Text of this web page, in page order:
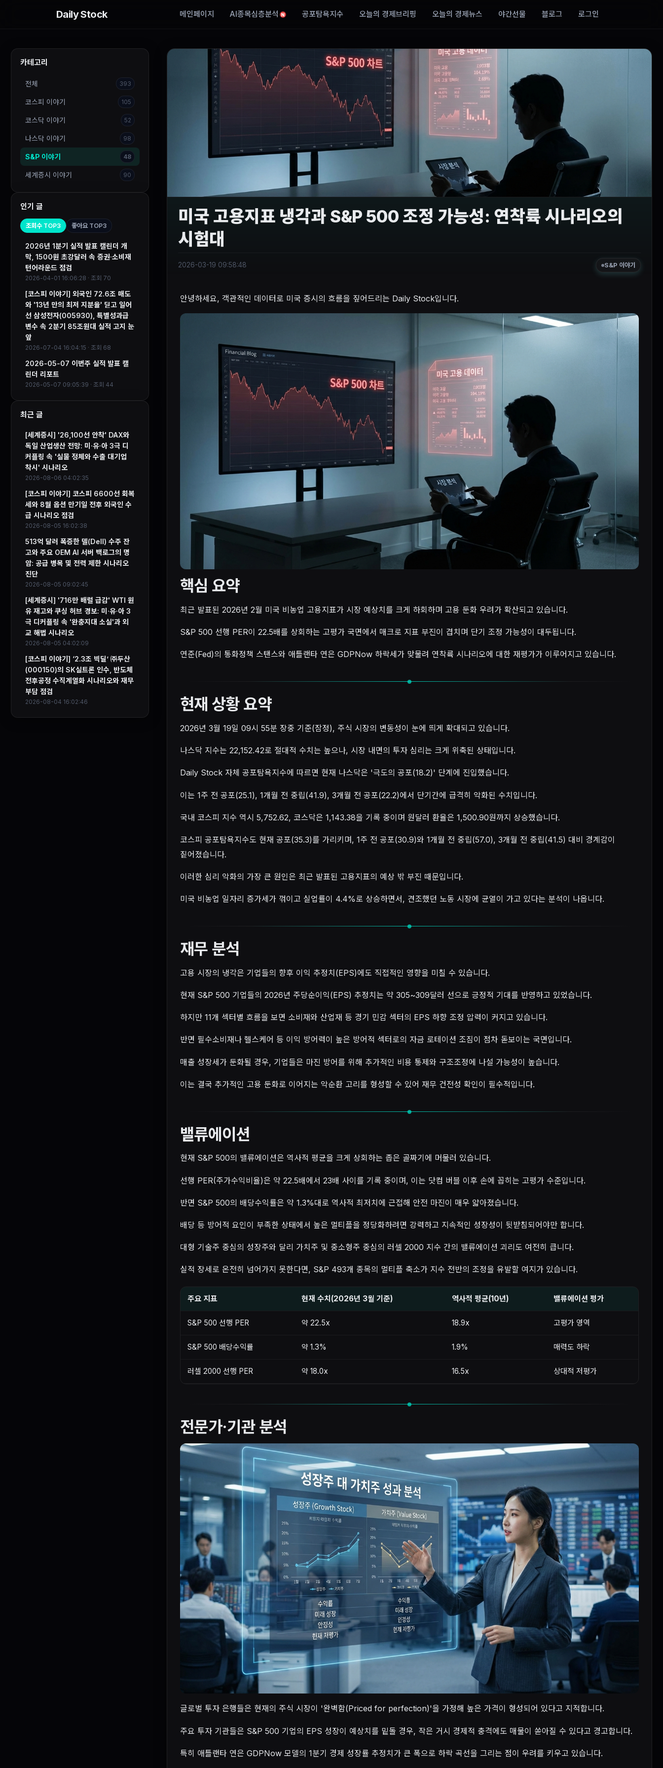
Daily Stock 메인페이지 AI종목심층분석 N 공포탐욕지수 오늘의 경제브리핑 오늘의 경제뉴스 야간선물 블로그 로그인
카테고리
전체 393
코스피 이야기 105
코스닥 이야기 52
나스닥 이야기 98
S&P 이야기 48
세계증시 이야기 90
인기 글
조회수 TOP3 좋아요 TOP3
2026년 1분기 실적 발표 캘린더 개
막, 1500원 초강달러 속 증권·소비재
턴어라운드 점검
2026-04-01 16:06:28 · 조회 70
[코스피 이야기] 외국인 72.6조 매도
와 '13년 만의 최저 지분율' 딛고 일어
선 삼성전자(005930), 특별성과급
변수 속 2분기 85조원대 실적 고지 눈
앞
2026-07-04 16:04:15 · 조회 68
2026-05-07 이번주 실적 발표 캘
린더 리포트
2026-05-07 09:05:39 · 조회 44
최근 글
[세계증시] '26,100선 안착' DAX와
독일 산업생산 전망: 미·유·아 3극 디
커플링 속 '실물 정체와 수출 대기업
착시' 시나리오
2026-08-06 04:02:35
[코스피 이야기] 코스피 6600선 회복
세와 8월 옵션 만기일 전후 외국인 수
급 시나리오 점검
2026-08-05 16:02:38
513억 달러 폭증한 델(Dell) 수주 잔
고와 주요 OEM AI 서버 백로그의 명
암: 공급 병목 및 전력 제한 시나리오
진단
2026-08-05 09:02:45
[세계증시] '716만 배럴 급감' WTI 원
유 재고와 쿠싱 허브 경보: 미·유·아 3
극 디커플링 속 '완충지대 소실'과 외
교 해법 시나리오
2026-08-05 04:02:09
[코스피 이야기] ‘2.3조 빅딜’ ㈜두산
(000150)의 SK실트론 인수, 반도체
전후공정 수직계열화 시나리오와 재무
부담 점검
2026-08-04 16:02:46
미국 고용지표 냉각과 S&P 500 조정 가능성: 연착륙 시나리오의
시험대
2026-03-19 09:58:48 S&P 이야기
안녕하세요, 객관적인 데이터로 미국 증시의 흐름을 짚어드리는 Daily Stock입니다.
핵심 요약
최근 발표된 2026년 2월 미국 비농업 고용지표가 시장 예상치를 크게 하회하며 고용 둔화 우려가 확산되고 있습니다.
S&P 500 선행 PER이 22.5배를 상회하는 고평가 국면에서 매크로 지표 부진이 겹치며 단기 조정 가능성이 대두됩니다.
연준(Fed)의 통화정책 스탠스와 애틀랜타 연은 GDPNow 하락세가 맞물려 연착륙 시나리오에 대한 재평가가 이루어지고 있습니다.
현재 상황 요약
2026년 3월 19일 09시 55분 장중 기준(잠정), 주식 시장의 변동성이 눈에 띄게 확대되고 있습니다.
나스닥 지수는 22,152.42로 절대적 수치는 높으나, 시장 내면의 투자 심리는 크게 위축된 상태입니다.
Daily Stock 자체 공포탐욕지수에 따르면 현재 나스닥은 '극도의 공포(18.2)' 단계에 진입했습니다.
이는 1주 전 공포(25.1), 1개월 전 중립(41.9), 3개월 전 공포(22.2)에서 단기간에 급격히 악화된 수치입니다.
국내 코스피 지수 역시 5,752.62, 코스닥은 1,143.38을 기록 중이며 원달러 환율은 1,500.90원까지 상승했습니다.
코스피 공포탐욕지수도 현재 공포(35.3)를 가리키며, 1주 전 공포(30.9)와 1개월 전 중립(57.0), 3개월 전 중립(41.5) 대비 경계감이
짙어졌습니다.
이러한 심리 악화의 가장 큰 원인은 최근 발표된 고용지표의 예상 밖 부진 때문입니다.
미국 비농업 일자리 증가세가 꺾이고 실업률이 4.4%로 상승하면서, 견조했던 노동 시장에 균열이 가고 있다는 분석이 나옵니다.
재무 분석
고용 시장의 냉각은 기업들의 향후 이익 추정치(EPS)에도 직접적인 영향을 미칠 수 있습니다.
현재 S&P 500 기업들의 2026년 주당순이익(EPS) 추정치는 약 305~309달러 선으로 긍정적 기대를 반영하고 있었습니다.
하지만 11개 섹터별 흐름을 보면 소비재와 산업재 등 경기 민감 섹터의 EPS 하향 조정 압력이 커지고 있습니다.
반면 필수소비재나 헬스케어 등 이익 방어력이 높은 방어적 섹터로의 자금 로테이션 조짐이 점차 돋보이는 국면입니다.
매출 성장세가 둔화될 경우, 기업들은 마진 방어를 위해 추가적인 비용 통제와 구조조정에 나설 가능성이 높습니다.
이는 결국 추가적인 고용 둔화로 이어지는 악순환 고리를 형성할 수 있어 재무 건전성 확인이 필수적입니다.
밸류에이션
현재 S&P 500의 밸류에이션은 역사적 평균을 크게 상회하는 좁은 골짜기에 머물러 있습니다.
선행 PER(주가수익비율)은 약 22.5배에서 23배 사이를 기록 중이며, 이는 닷컴 버블 이후 손에 꼽히는 고평가 수준입니다.
반면 S&P 500의 배당수익률은 약 1.3%대로 역사적 최저치에 근접해 안전 마진이 매우 얇아졌습니다.
배당 등 방어적 요인이 부족한 상태에서 높은 멀티플을 정당화하려면 강력하고 지속적인 성장성이 뒷받침되어야만 합니다.
대형 기술주 중심의 성장주와 달리 가치주 및 중소형주 중심의 러셀 2000 지수 간의 밸류에이션 괴리도 여전히 큽니다.
실적 장세로 온전히 넘어가지 못한다면, S&P 493개 종목의 멀티플 축소가 지수 전반의 조정을 유발할 여지가 있습니다.
주요 지표 현재 수치(2026년 3월 기준) 역사적 평균(10년) 밸류에이션 평가
S&P 500 선행 PER 약 22.5x 18.9x 고평가 영역
S&P 500 배당수익률 약 1.3% 1.9% 매력도 하락
러셀 2000 선행 PER 약 18.0x 16.5x 상대적 저평가
전문가·기관 분석
글로벌 투자 은행들은 현재의 주식 시장이 '완벽함(Priced for perfection)'을 가정해 높은 가격이 형성되어 있다고 지적합니다.
주요 투자 기관들은 S&P 500 기업의 EPS 성장이 예상치를 밑돌 경우, 작은 거시 경제적 충격에도 매물이 쏟아질 수 있다고 경고합니다.
특히 애틀랜타 연은 GDPNow 모델의 1분기 경제 성장률 추정치가 큰 폭으로 하락 곡선을 그리는 점이 우려를 키우고 있습니다.